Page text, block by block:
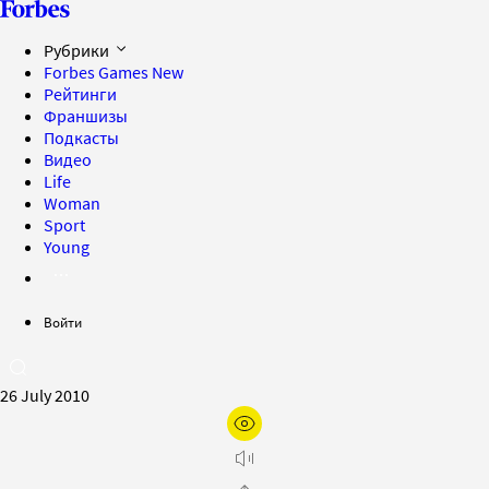
Рубрики
Forbes Games New
Рейтинги
Франшизы
Подкасты
Видео
Life
Woman
Sport
Young
Войти
26 July 2010